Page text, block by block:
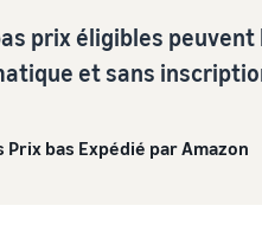
prix éligibles
et sans
bas Expédié par Amazon